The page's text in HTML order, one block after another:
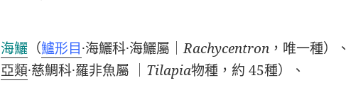
海鱺 （鱸形目·海鱺科·海鱺屬｜Rachycentron ，唯一種）、
亞類·慈鯛科·羅非魚屬 ｜ Tilapia物種，約 45種）、